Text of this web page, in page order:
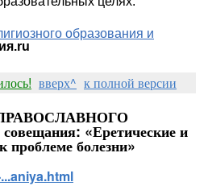
образования и
вверх^ к полной версии
«Еретические и
проблеме болезни»